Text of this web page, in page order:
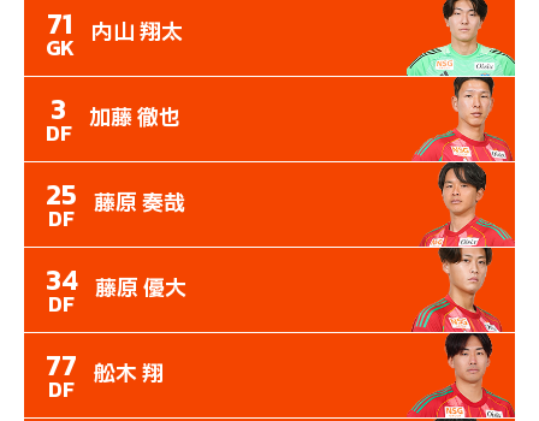
71
GK 内山 翔太
3
DF 加藤 徹也
25
DF 藤原 奏哉
34
DF 藤原 優大
77
DF 舩木 翔